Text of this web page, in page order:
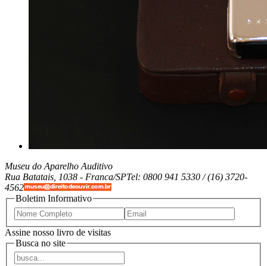
Museu do Aparelho Auditivo
Rua Batatais, 1038 - Franca/SPTel: 0800 941 5330 / (16) 3720-
4562
Boletim Informativo
Assine nosso livro de visitas
Busca no site